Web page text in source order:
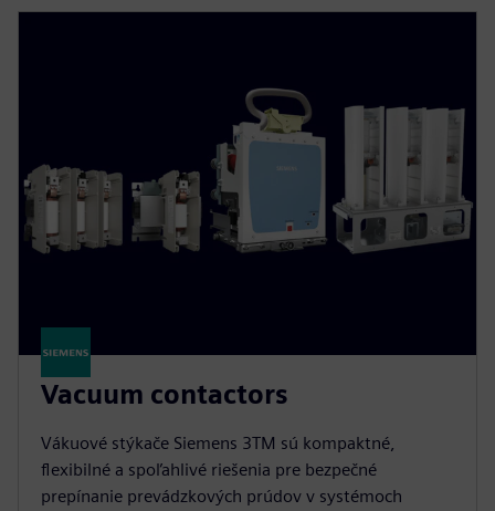
Vacuum contactors
Vákuové stýkače Siemens 3TM sú kompaktné,
flexibilné a spoľahlivé riešenia pre bezpečné
prepínanie prevádzkových prúdov v systémoch